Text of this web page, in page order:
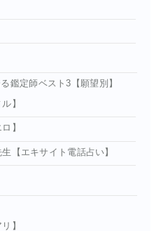
鑑定師ベスト3【願望別】
】
】
【エキサイト電話占い】
】